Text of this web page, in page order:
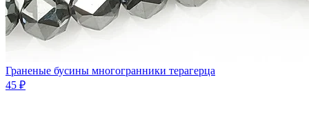
Граненые бусины многогранники терагерца
45 ₽